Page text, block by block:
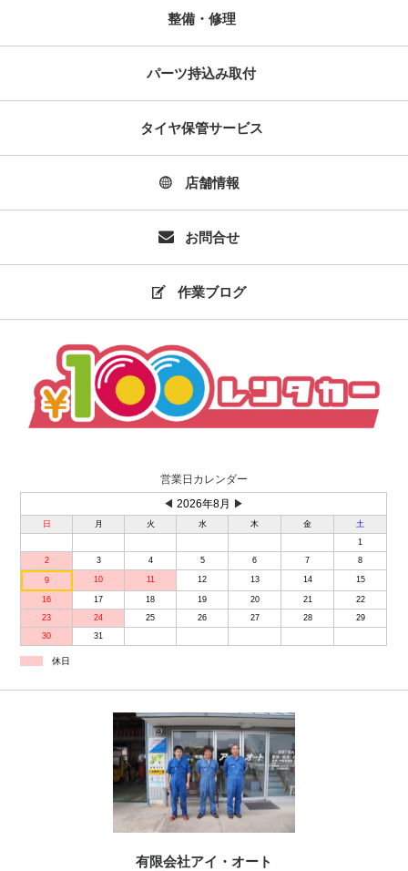
整備・修理
パーツ持込み取付
タイヤ保管サービス
店舗情報
お問合せ
作業ブログ
営業日カレンダー
◀ 2026年8月 ▶
日 月 火 水 木 金
土
1
2
3 4 5 6 7 8
9 10 11 12 13 14 15
16 17 18 19 20 21
22
23
24 25 26 27 28
29
30
31
休日
有限会社アイ・オート